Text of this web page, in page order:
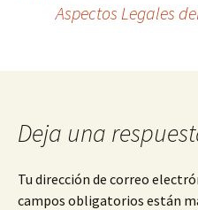
entradas
Aspectos Legales
Deja una
Tu dirección de correo
campos obligatorios están